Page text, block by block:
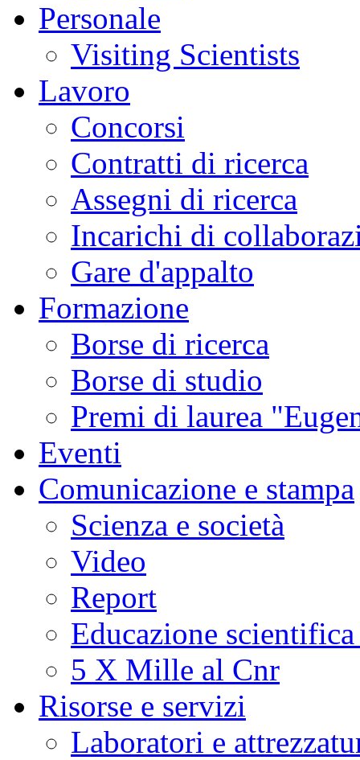
Personale
Visiting Scientists
Lavoro
Concorsi
Contratti di ricerca
Assegni di ricerca
Incarichi di
Gare d'appalto
Formazione
Borse di ricerca
Borse di studio
Premi di laurea
Eventi
Comunicazione e stampa
Scienza e società
Video
Report
Educazione
5 X Mille al Cnr
Risorse e servizi
Laboratori e